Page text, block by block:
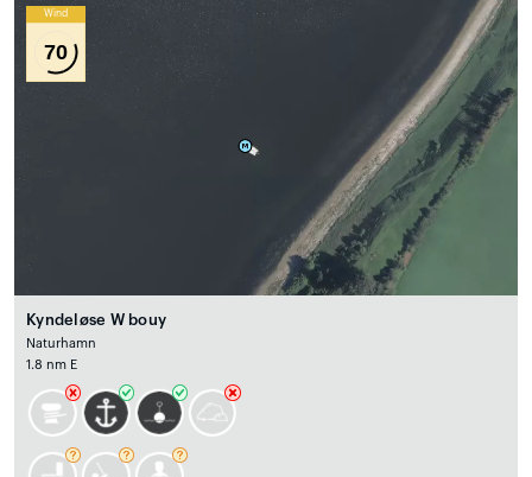
Wind
70
Kyndeløse W bouy
Naturhamn
1.8 nm E